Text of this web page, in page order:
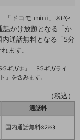
「ドコモ mini」 ※1や
話かけ放題となる「か
通話無料となる「5分
ます。
ギガホ」「5Gギガライ
」を含みます。
（税込）
通話料
国内通話無料※2※3